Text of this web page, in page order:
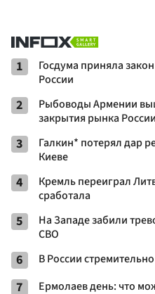
1
Госдума приняла
России
2
Рыбоводы Армении
закрытия рынка России
3
Галкин* потерял дар
Киеве
4
Кремль переиграл
сработала
5
На Западе забили
СВО
6 В России
7 Ермолаев день: что